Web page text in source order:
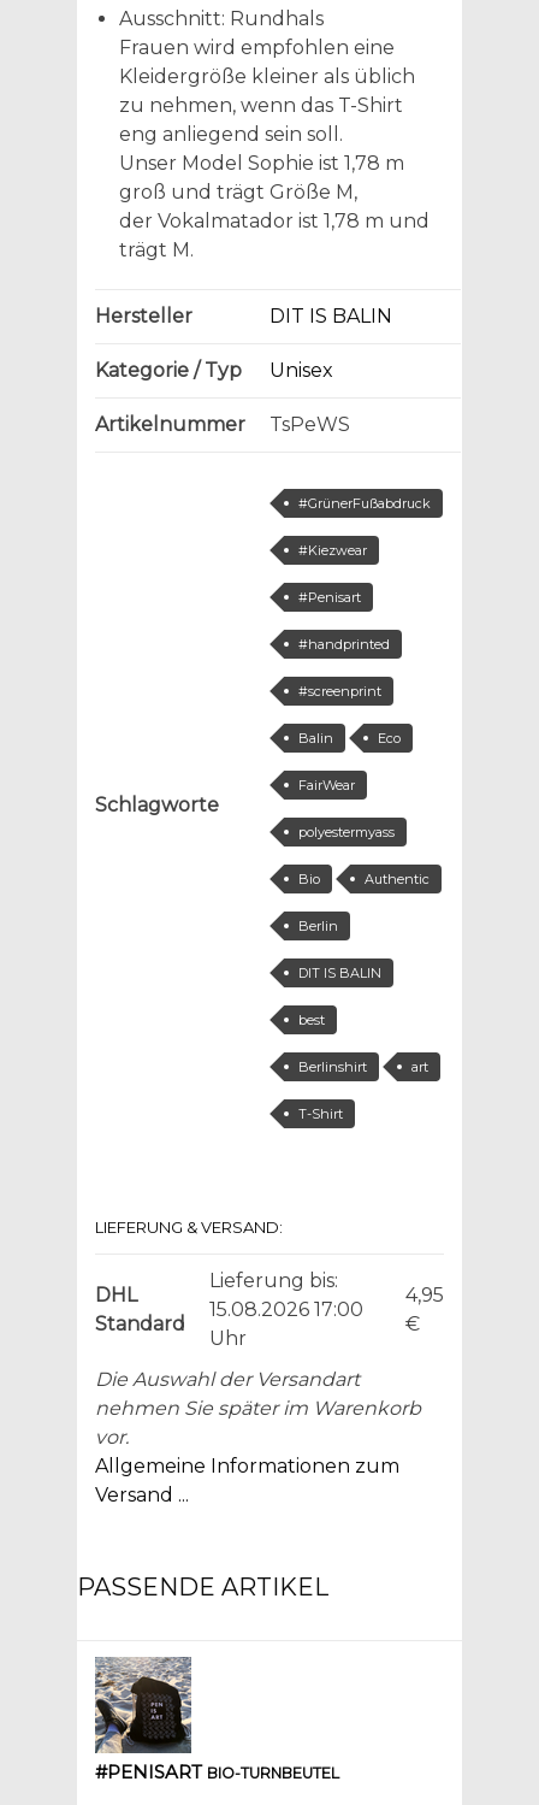
Ausschnitt: Rundhals
Frauen wird empfohlen eine
Kleidergröße kleiner als üblich
zu nehmen, wenn das T-Shirt
eng anliegend sein soll.
Unser Model Sophie ist 1,78 m
groß und trägt Größe M,
der Vokalmatador ist 1,78 m und
trägt M.
Hersteller DIT IS BALIN
Kategorie / Typ Unisex
Artikelnummer TsPeWS
Schlagworte
#GrünerFußabdruck
#Kiezwear
#Penisart
#handprinted
#screenprint
Balin Eco
FairWear
polyestermyass
Bio Authentic
Berlin
DIT IS BALIN
best
Berlinshirt art
T-Shirt
LIEFERUNG & VERSAND:
DHL
Standard
Lieferung bis:
15.08.2026 17:00
Uhr
4,95
€
Die Auswahl der Versandart
nehmen Sie später im Warenkorb
vor.
Allgemeine Informationen zum
Versand ...
PASSENDE ARTIKEL
#PENISART BIO-TURNBEUTEL